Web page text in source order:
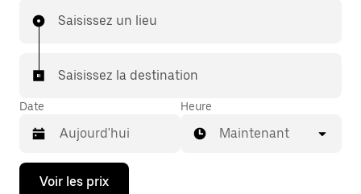
Saisissez un lieu
Saisissez la destination
Date
Appuyez
Heure
Maintenant
Voir les prix